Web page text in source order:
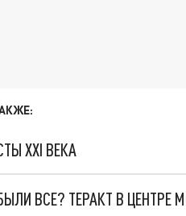
XXI ВЕКА
ВСЕ? ТЕРАКТ В